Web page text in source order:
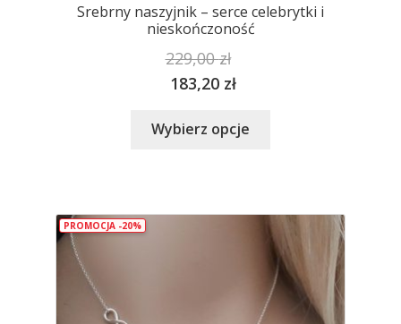
Srebrny naszyjnik – serce celebrytki i
nieskończoność
229,00zł
183,20 zł
Wybierz opcje
wariantów.
Opcje
można
wybrać
na
PROMOCJA -20%